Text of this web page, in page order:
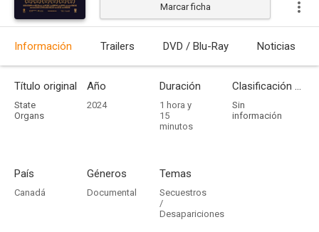
Estrenada
Marcar ficha
Información Trailers DVD / Blu-Ray Noticias
Título original
State
Organs
Año
2024
Duración
1 hora y
15
minutos
Clasificación por edades
Sin
información
País
Canadá
Géneros
Documental
Temas
Secuestros
/
Desapariciones